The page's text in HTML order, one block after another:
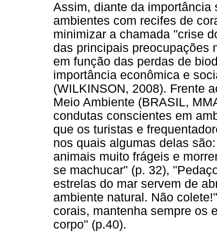
Assim, diante da
ambientes com recifes de
minimizar a chamada "crise
das principais preocupações
em função das perdas de
importância econômica e
(WILKINSON, 2008). Frente
Meio Ambiente (BRASIL,
condutas conscientes em
que os turistas e
nos quais algumas delas
animais muito frágeis e
se machucar" (p. 32),
estrelas do mar servem de
ambiente natural. Não
corais, mantenha sempre os
corpo" (p.40).